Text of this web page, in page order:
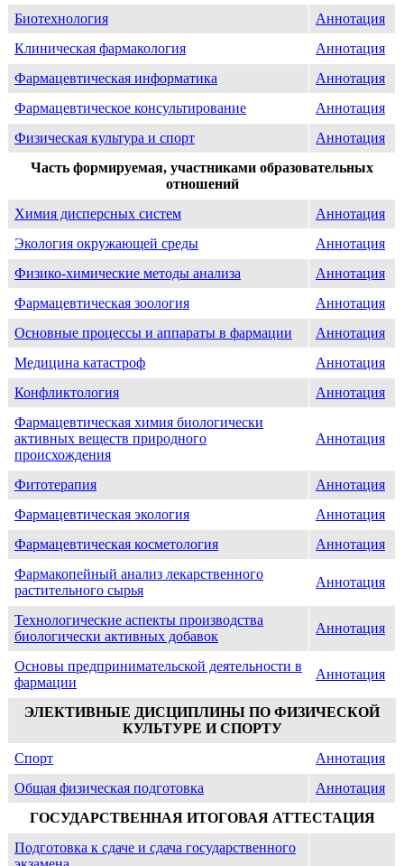
Биотехнология
Аннотация
Клиническая фармакология
Аннотация
Фармацевтическая информатика
Аннотация
Фармацевтическое консультирование
Аннотация
Физическая культура и спорт
Аннотация
Часть формируемая, участниками образовательных
отношений
Химия дисперсных систем
Аннотация
Экология окружающей среды
Аннотация
Физико-химические методы анализа
Аннотация
Фармацевтическая зоология
Аннотация
Основные процессы и аппараты в фармации
Аннотация
Медицина катастроф
Аннотация
Конфликтология
Аннотация
Фармацевтическая химия биологически
активных веществ природного
происхождения
Аннотация
Фитотерапия
Аннотация
Фармацевтическая экология
Аннотация
Фармацевтическая косметология
Аннотация
Фармакопейный анализ лекарственного
растительного сырья
Аннотация
Технологические аспекты производства
биологически активных добавок
Аннотация
Основы предпринимательской деятельности в
фармации
Аннотация
ЭЛЕКТИВНЫЕ ДИСЦИПЛИНЫ ПО ФИЗИЧЕСКОЙ
КУЛЬТУРЕ И СПОРТУ
Спорт
Аннотация
Общая физическая подготовка
Аннотация
ГОСУДАРСТВЕННАЯ ИТОГОВАЯ АТТЕСТАЦИЯ
Подготовка к сдаче и сдача государственного